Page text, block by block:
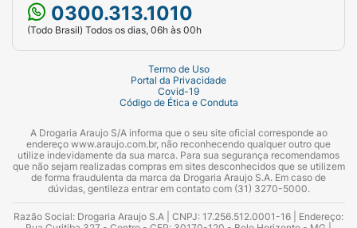
0300.313.1010
(Todo Brasil) Todos os dias, 06h às 00h
Termo de Uso
Portal da Privacidade
Covid-19
Código de Ética e Conduta
A Drogaria Araujo S/A informa que o seu site oficial corresponde ao
endereço www.araujo.com.br, não reconhecendo qualquer outro que
utilize indevidamente da sua marca. Para sua segurança recomendamos
que não sejam realizadas compras em sites desconhecidos que se utilizem
de forma fraudulenta da marca da Drogaria Araujo S.A. Em caso de
dúvidas, gentileza entrar em contato com (31) 3270-5000.
Razão Social: Drogaria Araujo S.A | CNPJ: 17.256.512.0001-16 | Endereço: